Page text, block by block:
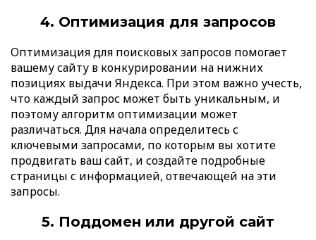
4. Оптимизация для запросов
Оптимизация для поисковых запросов помогает
вашему сайту в конкурировании на нижних
позициях выдачи Яндекса. При этом важно учесть,
что каждый запрос может быть уникальным, и
поэтому алгоритм оптимизации может
различаться. Для начала определитесь с
ключевыми запросами, по которым вы хотите
продвигать ваш сайт, и создайте подробные
страницы с информацией, отвечающей на эти
запросы.
5. Поддомен или другой сайт